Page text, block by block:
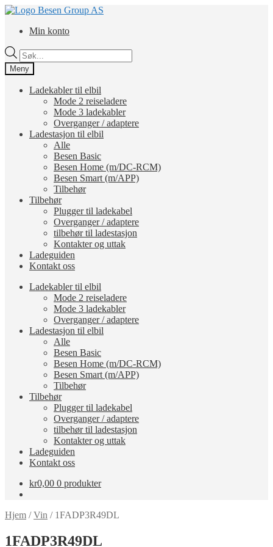
Hopp
navigasjon
Hopp
innholdMin konto
Products
search
Meny
Ladekabler til elbil
Mode 2 reiseladere
Mode 3 ladekabler
Overganger / adaptere
Ladestasjon til elbil
Alle
Besen Basic
Besen Home (m/DC-RCM)
Besen Smart (m/APP)
Tilbehør
Tilbehør
Plugger til ladekabel
Overganger / adaptere
tilbehør til ladestasjon
Kontakter og uttak
Ladeguiden
Kontakt oss
Ladekabler til elbil
Mode 2 reiseladere
Mode 3 ladekabler
Overganger / adaptere
Ladestasjon til elbil
Alle
Besen Basic
Besen Home (m/DC-RCM)
Besen Smart (m/APP)
Tilbehør
Tilbehør
Plugger til ladekabel
Overganger / adaptere
tilbehør til ladestasjon
Kontakter og uttak
Ladeguiden
Kontakt oss
kr0,00 0 produkter
Hjem /Vin / 1FADP3R49DL
1FADP3R49DL